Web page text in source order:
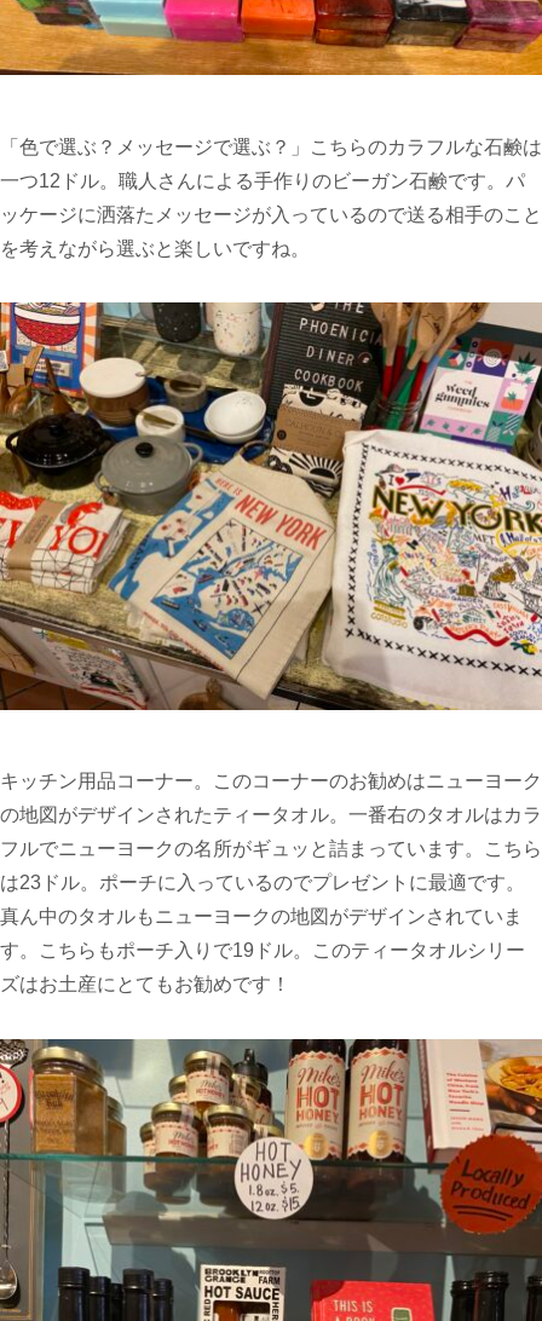
「色で選ぶ？メッセージで選ぶ？」こちらのカラフルな石鹸は
一つ12ドル。職人さんによる手作りのビーガン石鹸です。パ
ッケージに洒落たメッセージが入っているので送る相手のこと
を考えながら選ぶと楽しいですね。
キッチン用品コーナー。このコーナーのお勧めはニューヨーク
の地図がデザインされたティータオル。一番右のタオルはカラ
フルでニューヨークの名所がギュッと詰まっています。こちら
は23ドル。ポーチに入っているのでプレゼントに最適です。
真ん中のタオルもニューヨークの地図がデザインされていま
す。こちらもポーチ入りで19ドル。このティータオルシリー
ズはお土産にとてもお勧めです！